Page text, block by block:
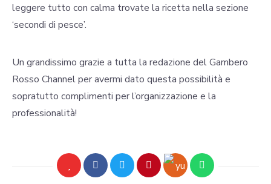
leggere tutto con calma trovate la ricetta nella sezione
‘secondi di pesce’.
Un grandissimo grazie a tutta la redazione del Gambero
Rosso Channel per avermi dato questa possibilità e
sopratutto complimenti per l’organizzazione e la
professionalità!